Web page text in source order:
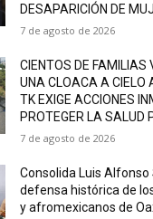
DESAPARICIÓN DE
7 de agosto de 2026
CIENTOS DE FAMILIAS
UNA CLOACA A CIELO
TK EXIGE ACCIONES
PROTEGER LA SALUD
7 de agosto de 2026
Consolida Luis Alfonso
defensa histórica de
y afromexicanos de